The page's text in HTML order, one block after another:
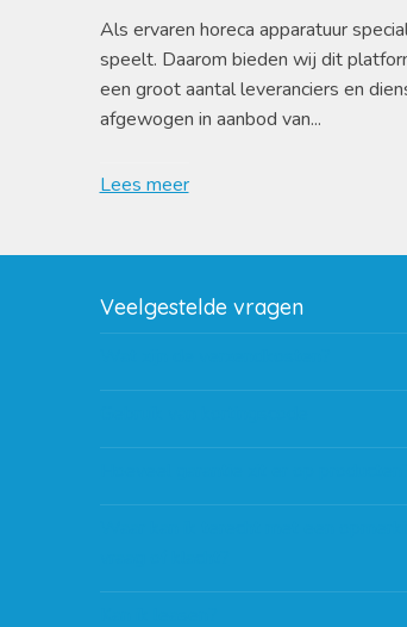
Als ervaren horeca apparatuur
speelt. Daarom bieden wij dit
een groot aantal leveranciers en
afgewogen in aanbod van...
Lees meer
Veelgestelde vragen